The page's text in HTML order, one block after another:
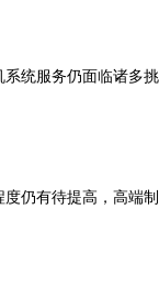
统服务仍面临诸多挑
仍有待提高，高端制